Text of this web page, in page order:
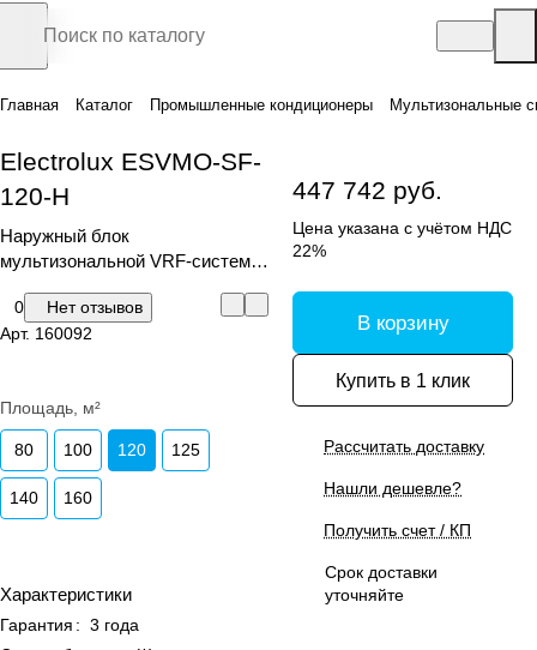
Главная Каталог Промышленные кондиционеры Мультизональные
Electrolux ESVMO-SF-
120-H
Наружный блок
мультизональной VRF-системы,
0
Нет отзывов
Арт. 160092
Площадь, м²
80 100 120 125
140 160
Характеристики
Гарантия : 3 года
447 742 руб.
Цена указана с учётом НДС
22%
В корзину
Купить в 1 клик
Рассчитать доставку
Нашли дешевле?
Получить счет / КП
Срок доставки
уточняйте